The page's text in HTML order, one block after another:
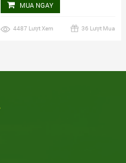
MUA NGAY
4487 Lượt Xem 36 Lượt Mua